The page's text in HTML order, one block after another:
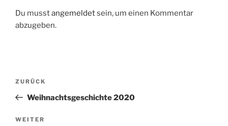
Du musstangemeldetsein, um einen Kommentar
abzugeben.
Beitragsnavigation
Vorheriger
Beitrag
ZURÜCK
Weihnachtsgeschichte 2020
Nächster
WEITER